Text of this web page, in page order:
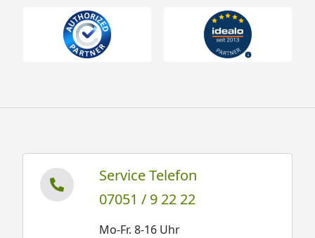
Service Telefon
07051 / 9 22 22
Mo-Fr. 8-16 Uhr